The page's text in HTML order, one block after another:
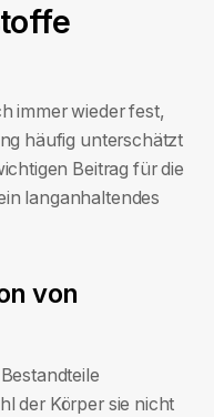
immer wieder fest,
häufig unterschätzt
Beitrag für die
langanhaltendes
von
der Körper sie nicht